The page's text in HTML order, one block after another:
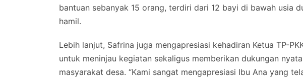
bantuan sebanyak 15 orang, terdiri dari 12 bayi di bawah usia
hamil.
Lebih lanjut, Safrina juga mengapresiasi kehadiran Ketua TP-
untuk meninjau kegiatan sekaligus memberikan dukungan
masyarakat desa. “Kami sangat mengapresiasi Ibu Ana yang